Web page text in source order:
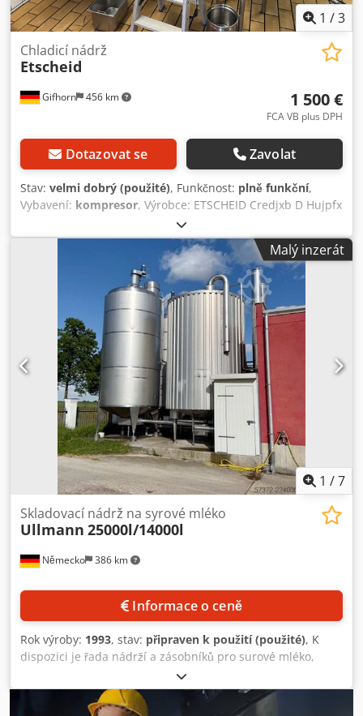
1 /3
Gifhorn 456 km
Chladicí nádrž
Etscheid
1 500 €
FCA VB plus DPH
Dotazovat se Zavolat
Stav: velmi dobrý (použité), Funkčnost: plně funkční,
Vybavení: kompresor, Výrobce: ETSCHEID Credjxb D Hujpfx
An Tsf Objem: 1500 l Vybaveno míchadlem S integrovanou
čisticí jednotkou (CIP) Včetně chladicí jednotky Stav: velmi
Malý inzerát
1 /7
Německo 386 km
Skladovací nádrž na syrové mléko
Ullmann 25000l/14000l
Informace o ceně
Rok výroby: 1993, stav: připraven k použití (použité), K
dispozici je řada nádrží a zásobníků pro surové mléko,
které jsou propojeny s ventilovým blokem. 1) Objem: 25 m³,
rok výroby: 2014, míchadlo: ano. 2) 2x zásobníkové zařízení
Ullmann, rok výroby: 1993, objem: 25 500 l, maximální